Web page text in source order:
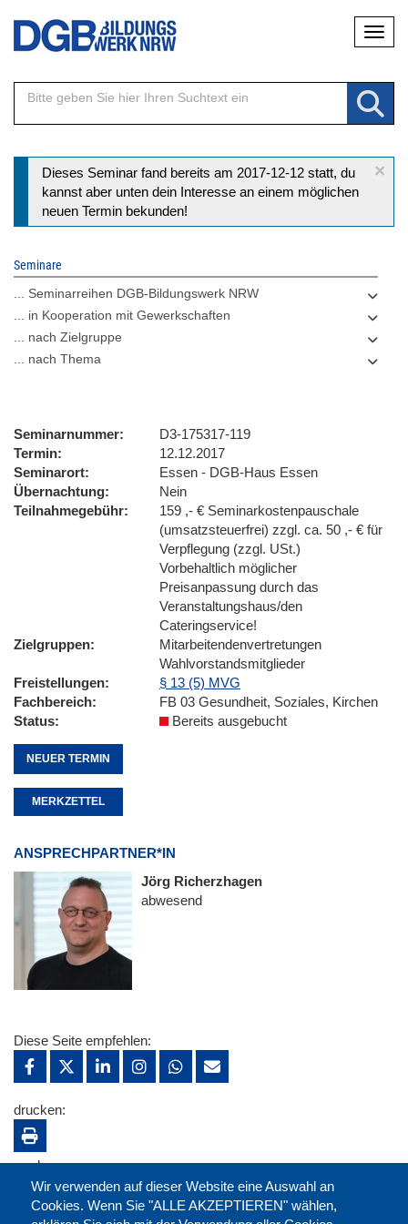
Direkt
Inhalt
×
Statusmeldung
Dieses Seminar fand bereits am 2017-12-12 statt, du
kannst aber unten dein Interesse an einem möglichen
neuen Termin bekunden!
Seminare
... Seminarreihen DGB-Bildungswerk NRW
... in Kooperation mit Gewerkschaften
... nach Zielgruppe
... nach Thema
Seminarnummer
D3-175317-119
Termin
12.12.2017
Seminarort
Essen - DGB-Haus Essen
Übernachtung
Nein
Teilnahmegebühr
159 ,- € Seminarkostenpauschale
(umsatzsteuerfrei) zzgl. ca. 50 ,- € für
Verpflegung (zzgl. USt.)
Vorbehaltlich möglicher
Preisanpassung durch das
Veranstaltungshaus/den
Cateringservice!
Zielgruppen
Mitarbeitendenvertretungen
Wahlvorstandsmitglieder
Freistellungen
§ 13 (5) MVG
Fachbereich
FB 03 Gesundheit, Soziales, Kirchen
Status
Bereits ausgebucht
NEUER TERMIN
MERKZETTEL
ANSPRECHPARTNER*IN
Jörg Richerzhagen
abwesend
Wir verwenden auf dieser Website eine Auswahl an
Cookies. Wenn Sie "ALLE AKZEPTIEREN" wählen,
Diese Seite empfehlen:
drucken:
merken: